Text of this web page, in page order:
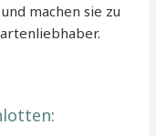
machen sie zu